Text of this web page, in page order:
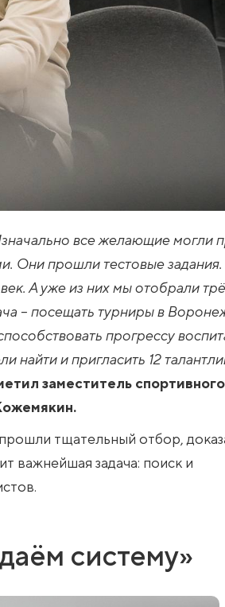
все желающие могли
Они прошли тестовые задания.
А уже из них мы отобрали
– посещать турниры в
прогрессу
найти и пригласить 12
заместитель спортивного
тщательный отбор,
важнейшая задача: поиск и
систему»